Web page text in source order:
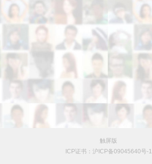
触屏版
ICP证书：沪ICP备09045640号-1